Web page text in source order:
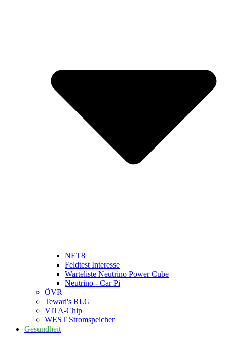
NET8
Feldtest Interesse
Warteliste Neutrino Power Cube
Neutrino - Car Pi
ÖVR
Tewari's RLG
VITA-Chip
WEST Stromspeicher
Gesundheit